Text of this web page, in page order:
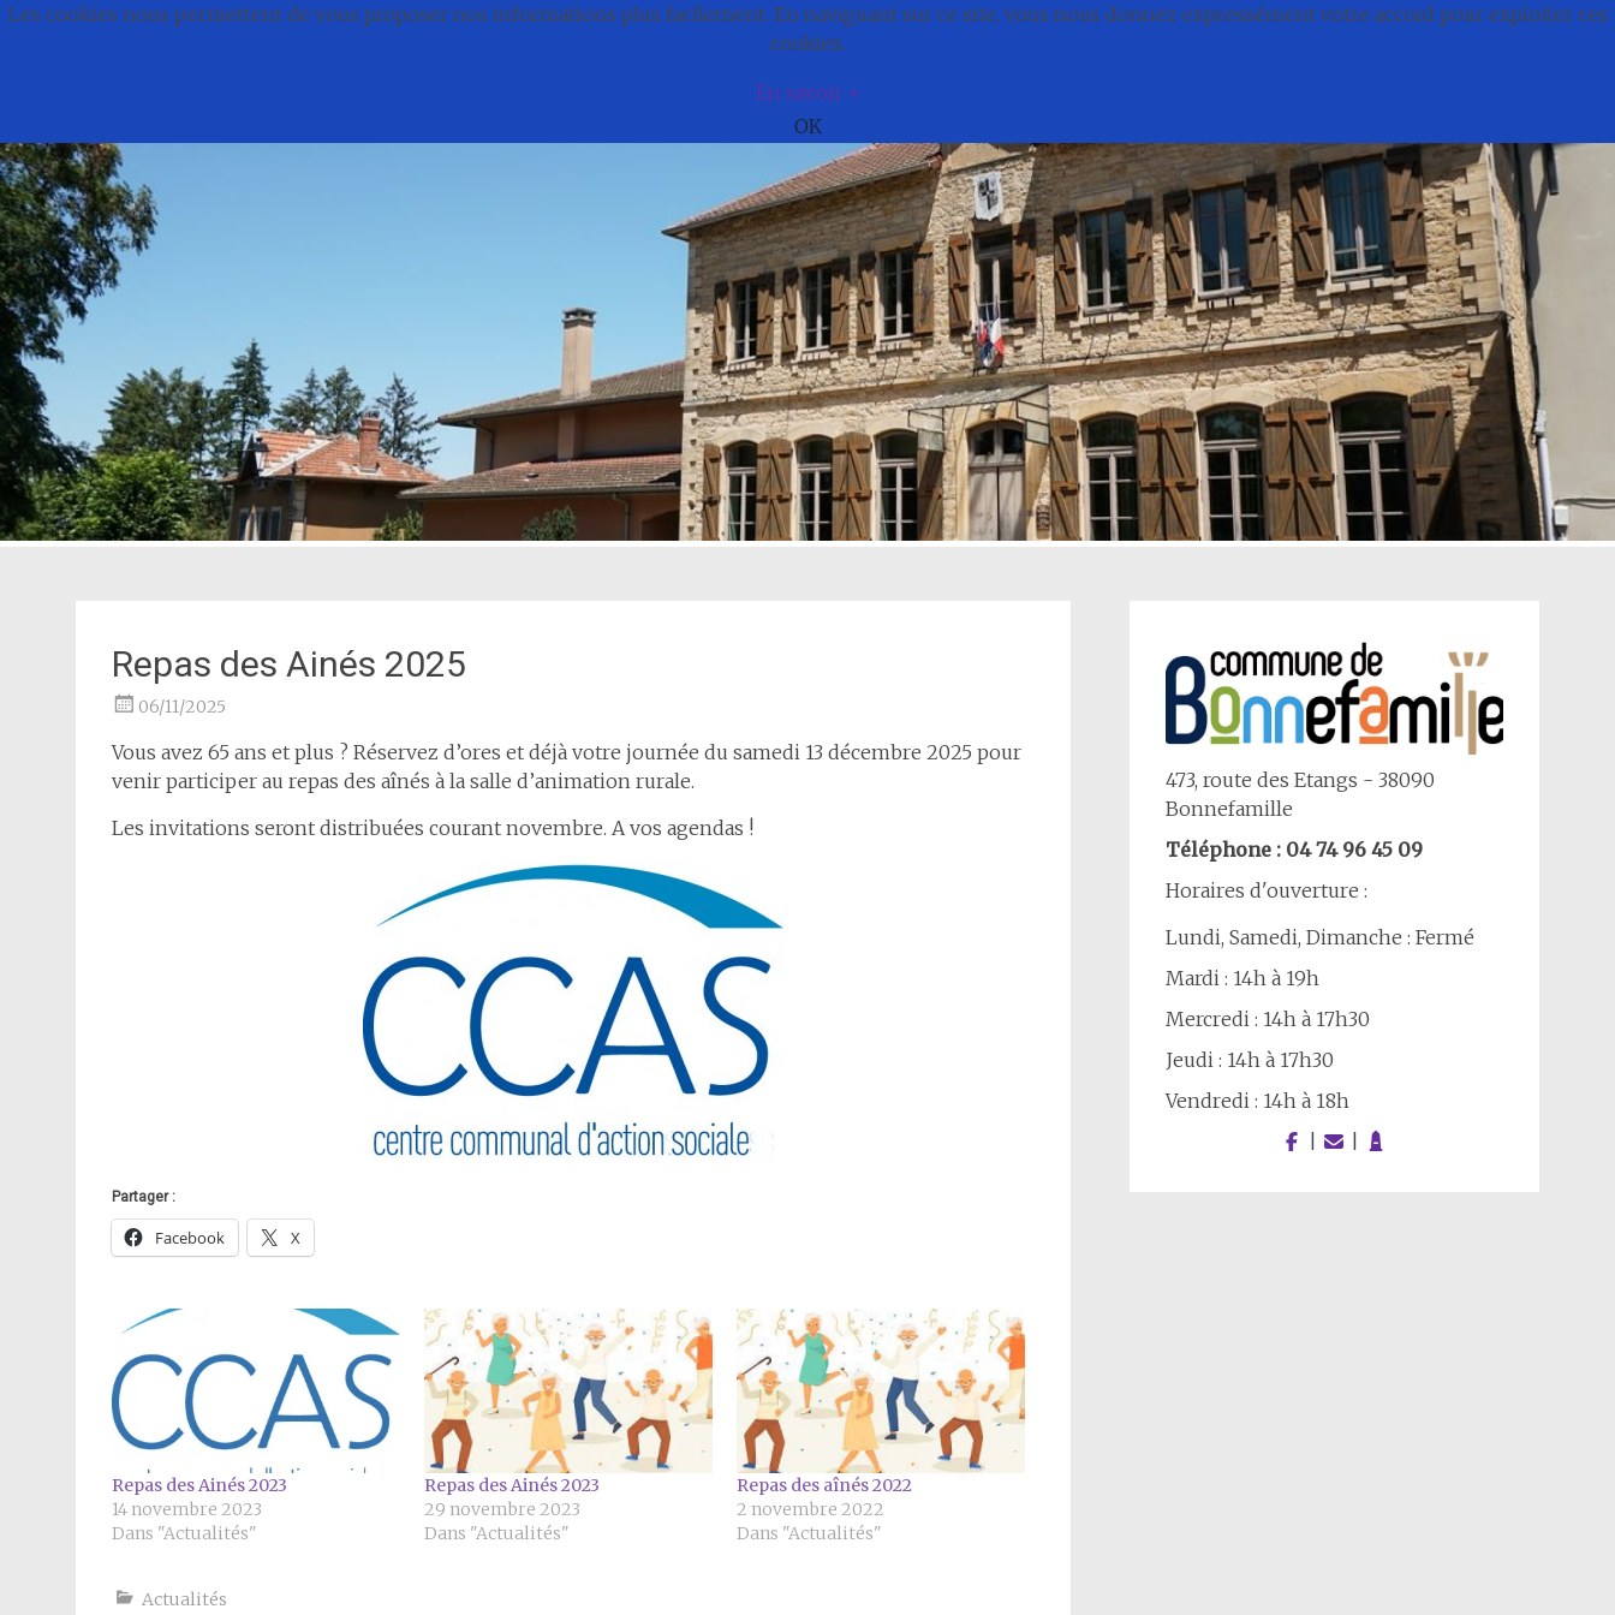
au
contenu
Commune de Bonnefamille Cadre de vie
Repas des Ainés 2025
06/11/2025
Vous avez 65 ans et plus ? Réservez d’ores et déjà votre journée du samedi 13 décembre 2025 pour
venir participer au repas des aînés à la salle d’animation rurale.
Les invitations seront distribuées courant novembre. A vos agendas !
Partager :
Facebook X
Repas des Ainés 2023
14 novembre 2023
Dans "Actualités"
Repas des Ainés 2023
29 novembre 2023
Dans "Actualités"
Repas des aînés 2022
2 novembre 2022
Dans "Actualités"
Actualités
473, route des Etangs - 38090
Bonnefamille
Téléphone : 04 74 96 45 09
Horaires d'ouverture :
Lundi, Samedi, Dimanche : Fermé
Mardi : 14h à 19h
Mercredi : 14h à 17h30
Jeudi : 14h à 17h30
Vendredi : 14h à 18h
Les cookies nous permettent de vous proposer nos informations plus facilement. En naviguant sur ce site, vous nous donnez expressément votre accord pour exploiter ces
cookies.
En savoir +
OK